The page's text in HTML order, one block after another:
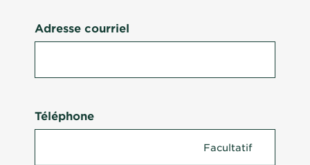
Adresse courriel
Téléphone